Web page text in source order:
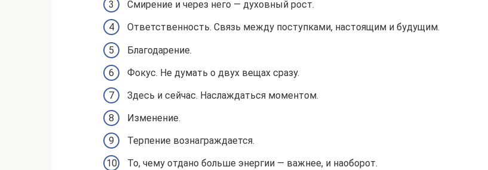
Смирение и через него — духовный рост.
Ответственность. Связь между поступками, настоящим и будущим.
Благодарение.
Фокус. Не думать о двух вещах сразу.
Здесь и сейчас. Наслаждаться моментом.
Изменение.
Терпение вознаграждается.
То, чему отдано больше энергии — важнее, и наоборот.